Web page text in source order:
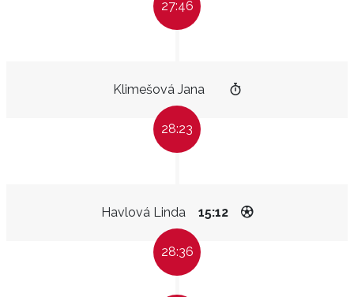
27:46
Klimešová Jana
28:23
Havlová Linda 15:12
28:36